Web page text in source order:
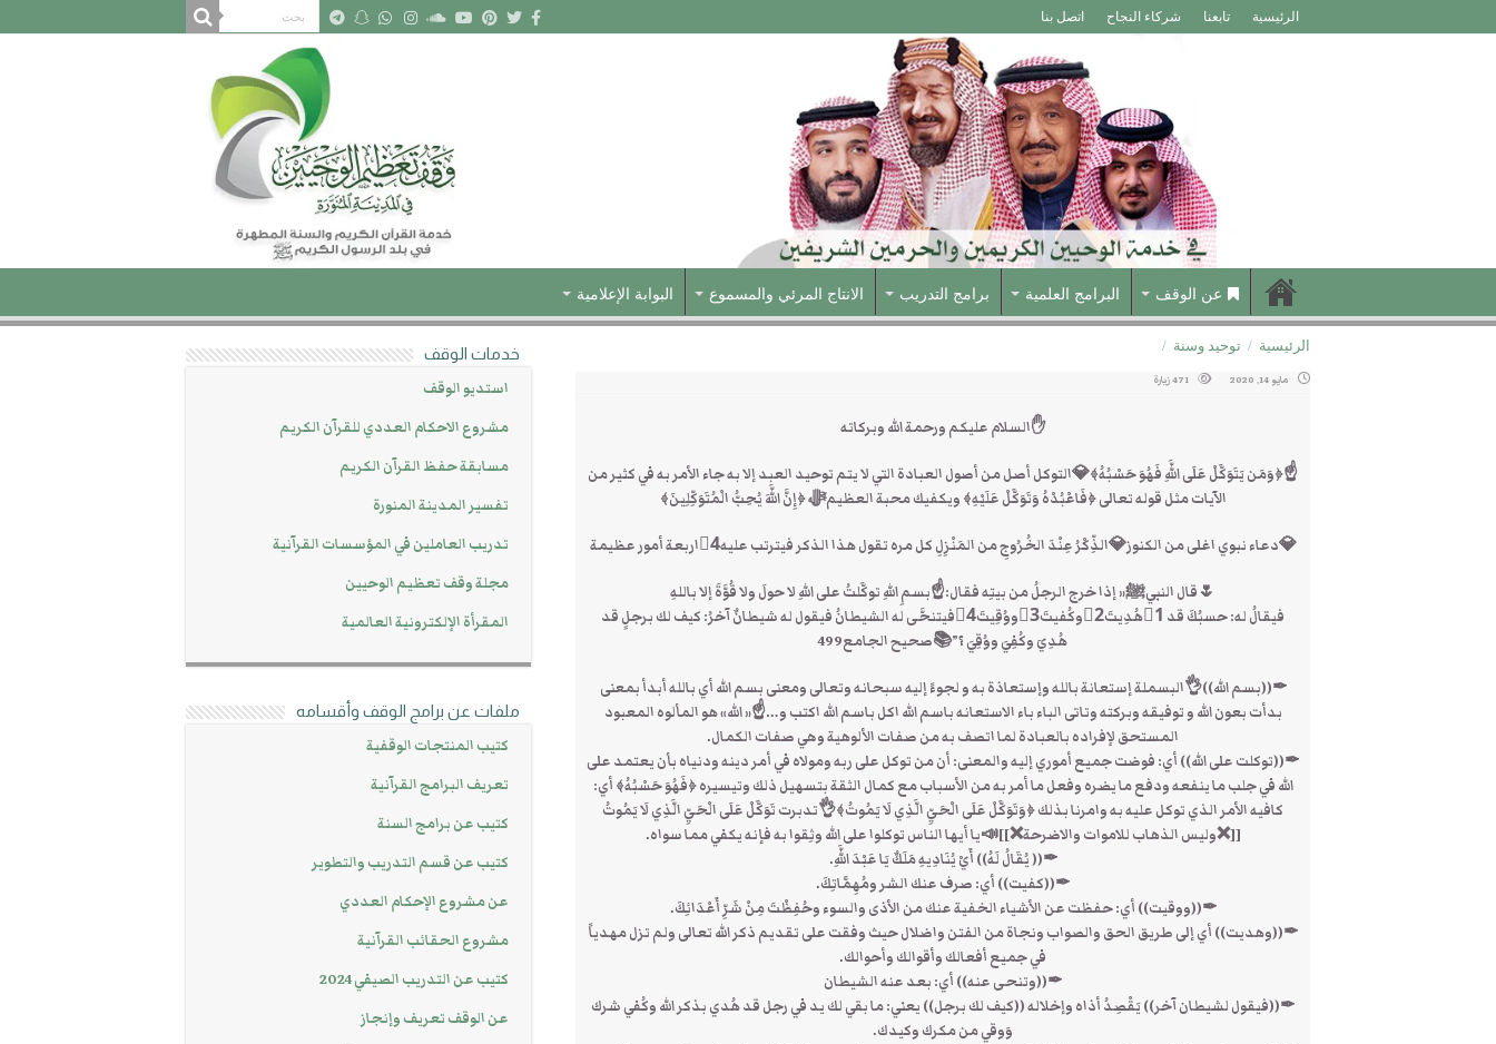
الرئيسية تابعنا شركاء النجاح اتصل بنا
عن الوقف البرامج العلمية برامج التدريب الانتاج المرئي والمسموع البوابة الإعلامية
الرئيسية / توحيد وسنة /
مايو 14, 2020 471 زيارة
✋السلام عليكم ورحمة الله وبركاته
☝﴿وَمَن يَتَوَكَّلْ عَلَى اللَّهِ فَهُوَ حَسْبُهُ﴾💎التوكل أصل من أصول العبادة التي لا يتم توحيد العبد إلا به جاء الأمر به في كثير من
الآيات مثل قوله تعالى ﴿فَاعْبُدْهُ وَتَوَكَّلْ عَلَيْهِ﴾ ويكفيك محبة العظيمﷻ ﴿إِنَّ اللَّهَ يُحِبُّ الْمُتَوَكِّلِينَ﴾
💎دعاء نبوي اغلى من الكنوز💎الذِّكْرُ عِنْدَ الخُرُوجِ من المَنْزِلِ كل مره تقول هذا الذكر فيترتب عليه4⃣اربعة أمور عظيمة
🌷قال النبيﷺ« إذا خرج الرجلُ من بيتِه فقال:☝بسمِ اللهِ توكَّلتُ على اللهِ لا حولَ ولا قُوَّةَ إلا باللهِ
فيقالُ له: حسبُكَ قد 1⃣هُدِيتَ2⃣وكُفيتَ3⃣ووُقِيتَ4⃣فيتنحَّى له الشيطانُ فيقول له شيطانٌ آخرُ: كيف لك برجلٍ قد
هُدِيَ وكُفِيَ ووُقِيَ ؟”📚صحيح الجامع499
✒((بسم الله))👌البسملة إستعانة بالله وإستعاذة به و لجوءً إليه سبحانه وتعالى ومعنى بسم الله أي بالله أبدأ بمعنى
بدأت بعون الله و توفيقه وبركته وتاتى الباء باء الاستعانه باسم الله اكل باسم الله اكتب و…☝« الله» هو المألوه المعبود
المستحق لإفراده بالعبادة لما اتصف به من صفات الألوهية وهي صفات الكمال.
✒((توكلت على الله)) أي: فوضت جميع أموري إليه والمعنى: أن من توكل على ربه ومولاه في أمر دينه ودنياه بأن يعتمد على
الله في جلب ما ينفعه ودفع ما يضره وفعل ما أمر به من الأسباب مع كمال الثقة بتسهيل ذلك وتيسيره ﴿فَهُوَ حَسْبُهُ﴾ أي:
كافيه الأمر الذي توكل عليه به وامرنا بذلك ﴿وَتَوَكَّلْ عَلَى الْحَيِّ الَّذِي لَا يَمُوتُ﴾👌تدبرت تَوَكَّلْ عَلَى الْحَيِّ الَّذِي لَا يَمُوتُ
[[❌وليس الذهاب للاموات والاضرحة❌]]📣يا أيها الناس توكلوا على الله وثِقوا به فإنه يكفي مما سواه.
✒(( يُقَالُ لَهُ)) أَيْ يُنَادِيهِ مَلَكٌ يَا عَبْدَ اللَّهِ.
✒((كفيت)) أي: صرف عنك الشر ومُهِمَّاتِكَ.
✒((ووقيت)) أي: حفظت عن الأشياء الخفية عنك من الأذى والسوء وحُفِظْتَ مِنْ شَرِّ أَعْدَائِكَ.
✒((وهديت)) أي إلى طريق الحق والصواب ونجاة من الفتن واضلال حيث وفقت على تقديم ذكر الله تعالى ولم تزل مهدياً
في جميع أفعالك وأقوالك وأحوالك.
✒((وتنحى عنه)) أي: بعد عنه الشيطان
✒((فيقول لشيطان آخر)) يَقْصِدُ أذاه وإخلاله ((كيف لك برجل)) يعني: ما بقي لك يد في رجل قد هُدي بذكر الله وكُفي شرك
وَوقي من مكرك وكيدك.
خدمات الوقف
استديو الوقف
مشروع الاحكام العددي للقرآن الكريم
مسابقة حفظ القرآن الكريم
تفسير المدينة المنورة
تدريب العاملين في المؤسسات القرآنية
مجلة وقف تعظيم الوحيين
المقرأة الإلكترونية العالمية
ملفات عن برامج الوقف وأقسامه
كتيب المنتجات الوقفية
تعريف البرامج القرآنية
كتيب عن برامج السنة
كتيب عن قسم التدريب والتطوير
عن مشروع الإحكام العددي
مشروع الحقائب القرآنية
كتيب عن التدريب الصيفي 2024
عن الوقف تعريف وإنجاز